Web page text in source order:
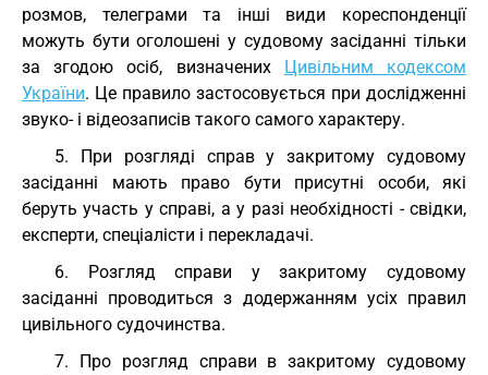
розмов, телеграми та інші види кореспонденції
можуть бути оголошені у судовому засіданні тільки
за згодою осіб, визначених Цивільним кодексом
України. Це правило застосовується при дослідженні
звуко- і відеозаписів такого самого характеру.
5. При розгляді справ у закритому судовому
засіданні мають право бути присутні особи, які
беруть участь у справі, а у разі необхідності - свідки,
експерти, спеціалісти і перекладачі.
6. Розгляд справи у закритому судовому
засіданні проводиться з додержанням усіх правил
цивільного судочинства.
7. Про розгляд справи в закритому судовому